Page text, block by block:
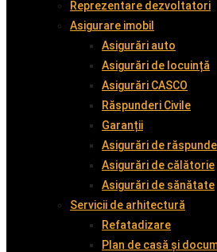
Reprezentare dezvoltatori
Asigurare imobil
Asigurări auto
Asigurări de locuință
Asigurări CASCO
Răspunderi Civile
Garanții
Asigurări de
Asigurări de călătorie
Asigurări de sănătate
Servicii de arhitectură
Refatadizare
Plan de casă și